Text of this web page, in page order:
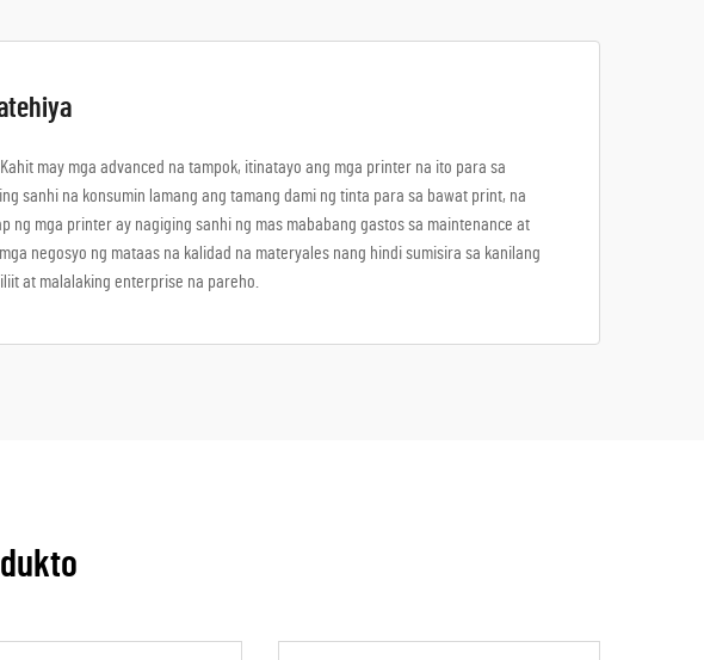
may mga advanced na tampok, itinatayo ang mga printer na ito para sa
sanhi na konsumin lamang ang tamang dami ng tinta para sa bawat print, na
ng mga printer ay nagiging sanhi ng mas mababang gastos sa maintenance at
negosyo ng mataas na kalidad na materyales nang hindi sumisira sa kanilang
at malalaking enterprise na pareho.